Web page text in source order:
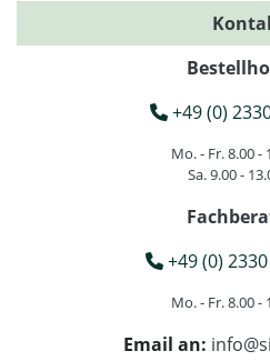
+49 (0)
Mo. - Fr. 8.00 -
Sa. 9.00 -
+49 (0)
Mo. - Fr. 8.00 -
Email an: